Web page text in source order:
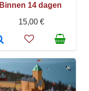
Binnen 14 dagen
15,00 €